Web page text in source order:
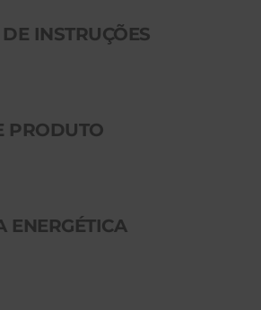
INSTRUÇÕES
PRODUTO
ENERGÉTICA